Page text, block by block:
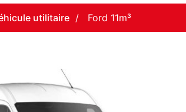
utilitaire Ford 11m³